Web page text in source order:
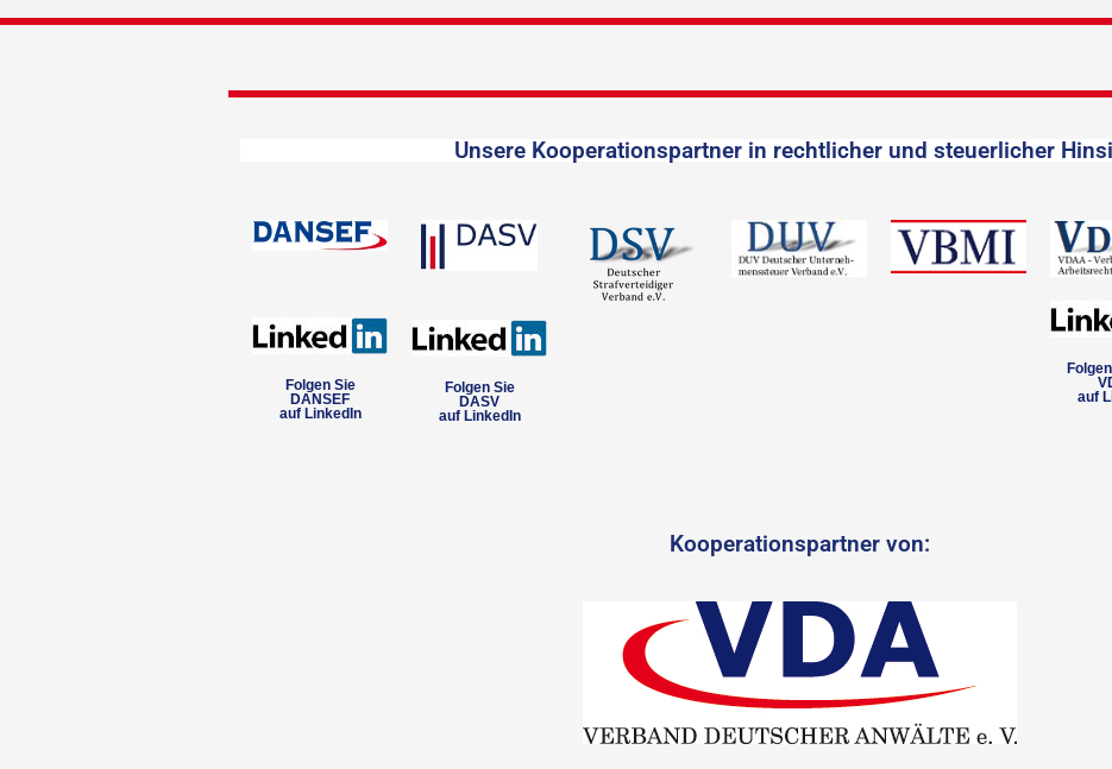
Unsere Kooperationspartner in rechtlicher und steuerlicher
Folgen Sie
DANSEF
auf LinkedIn
Folgen Sie
DASV
auf LinkedIn
auf
Kooperationspartner von: